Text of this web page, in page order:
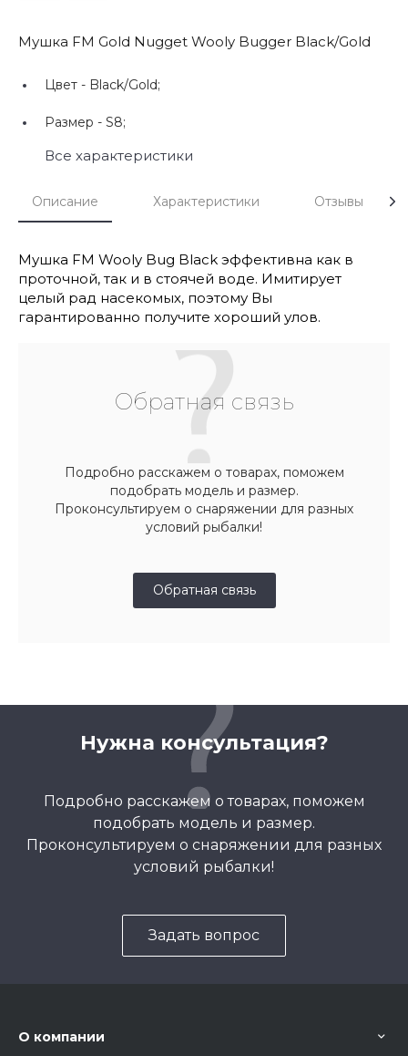
Мушка FM Gold Nugget Wooly Bugger Black/Gold
Цвет - Black/Gold;
Размер - S8;
Все характеристики
Описание Характеристики Отзывы
Мушка FM Wooly Bug Black эффективна как в
проточной, так и в стоячей воде. Имитирует
целый рад насекомых, поэтому Вы
гарантированно получите хороший улов.
Обратная связь
Подробно расскажем о товарах, поможем
подобрать модель и размер.
Проконсультируем о снаряжении для разных
условий рыбалки!
Обратная связь
Нужна консультация?
Подробно расскажем о товарах, поможем
подобрать модель и размер.
Проконсультируем о снаряжении для разных
условий рыбалки!
Задать вопрос
О компании